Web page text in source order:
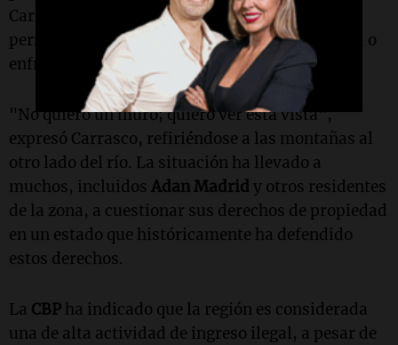
Carrasco ha recibido una carta que le exige
permitir el acceso de topógrafos a su propiedad o
enfrentarse a la expropiación.
"No quiero un muro; quiero ver esta vista",
expresó Carrasco, refiriéndose a las montañas al
otro lado del río. La situación ha llevado a
muchos, incluidos Adan Madrid y otros residentes
de la zona, a cuestionar sus derechos de propiedad
en un estado que históricamente ha defendido
estos derechos.
La CBP ha indicado que la región es considerada
una de alta actividad de ingreso ilegal, a pesar de